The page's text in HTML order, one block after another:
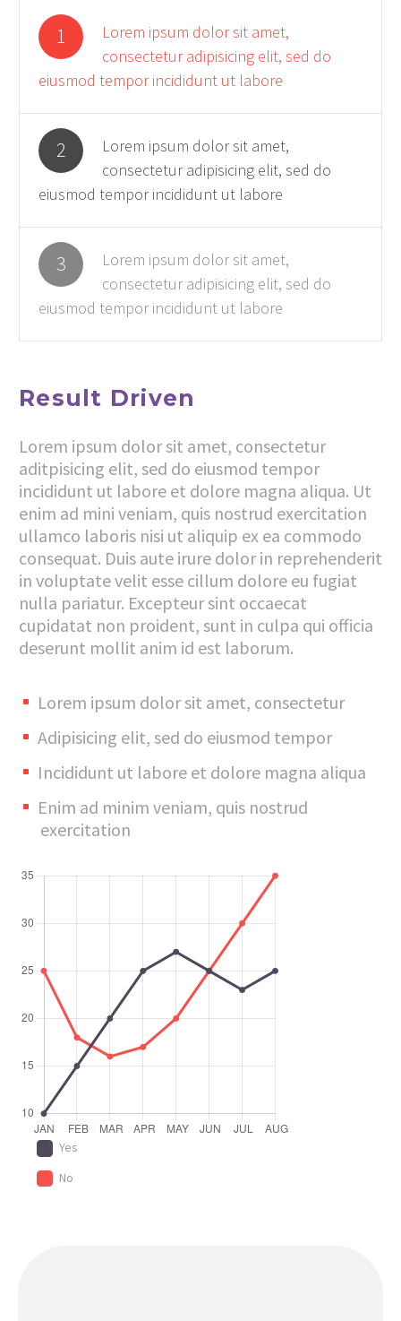
1
Lorem ipsum dolor sit amet,
consectetur adipisicing elit, sed do
eiusmod tempor incididunt ut labore
2
Lorem ipsum dolor sit amet,
consectetur adipisicing elit, sed do
eiusmod tempor incididunt ut labore
3
Lorem ipsum dolor sit amet,
consectetur adipisicing elit, sed do
eiusmod tempor incididunt ut labore
Result Driven
Lorem ipsum dolor sit amet, consectetur
aditpisicing elit, sed do eiusmod tempor
incididunt ut labore et dolore magna aliqua. Ut
enim ad mini veniam, quis nostrud exercitation
ullamco laboris nisi ut aliquip ex ea commodo
consequat. Duis aute irure dolor in reprehenderit
in voluptate velit esse cillum dolore eu fugiat
nulla pariatur. Excepteur sint occaecat
cupidatat non proident, sunt in culpa qui officia
deserunt mollit anim id est laborum.
Lorem ipsum dolor sit amet, consectetur
Adipisicing elit, sed do eiusmod tempor
Incididunt ut labore et dolore magna aliqua
Enim ad minim veniam, quis nostrud
exercitation
Yes
No